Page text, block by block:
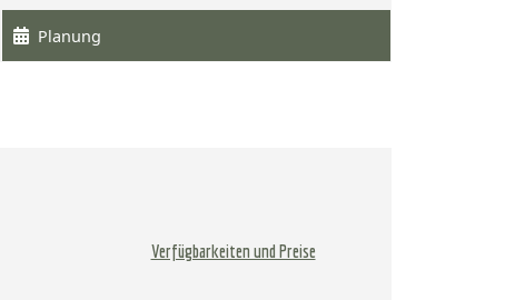
Planung
Verfügbarkeiten und Preise